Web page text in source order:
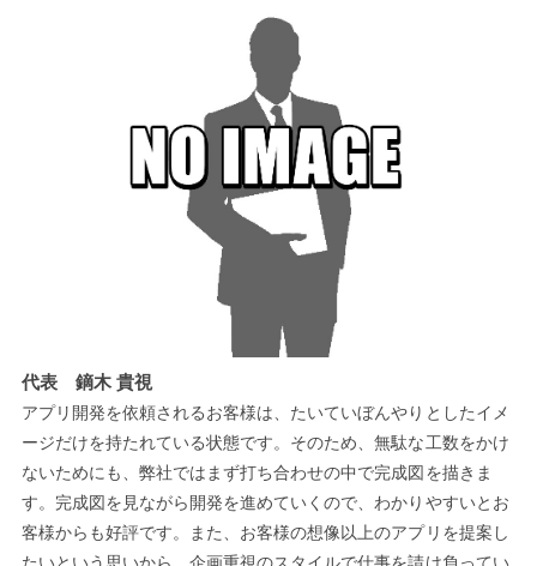
代表 鏑木 貴視
アプリ開発を依頼されるお客様は、たいていぼんやりとしたイメ
ージだけを持たれている状態です。そのため、無駄な工数をかけ
ないためにも、弊社ではまず打ち合わせの中で完成図を描きま
す。完成図を見ながら開発を進めていくので、わかりやすいとお
客様からも好評です。また、お客様の想像以上のアプリを提案し